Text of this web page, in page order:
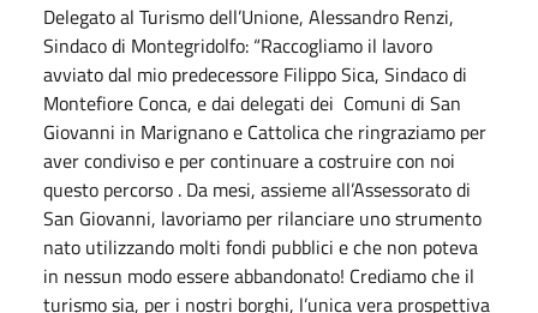
Delegato al Turismo dell’Unione, Alessandro Renzi,
Sindaco di Montegridolfo: “Raccogliamo il lavoro
avviato dal mio predecessore Filippo Sica, Sindaco di
Montefiore Conca, e dai delegati dei Comuni di San
Giovanni in Marignano e Cattolica che ringraziamo per
aver condiviso e per continuare a costruire con noi
questo percorso . Da mesi, assieme all’Assessorato di
San Giovanni, lavoriamo per rilanciare uno strumento
nato utilizzando molti fondi pubblici e che non poteva
in nessun modo essere abbandonato! Crediamo che il
turismo sia, per i nostri borghi, l’unica vera prospettiva